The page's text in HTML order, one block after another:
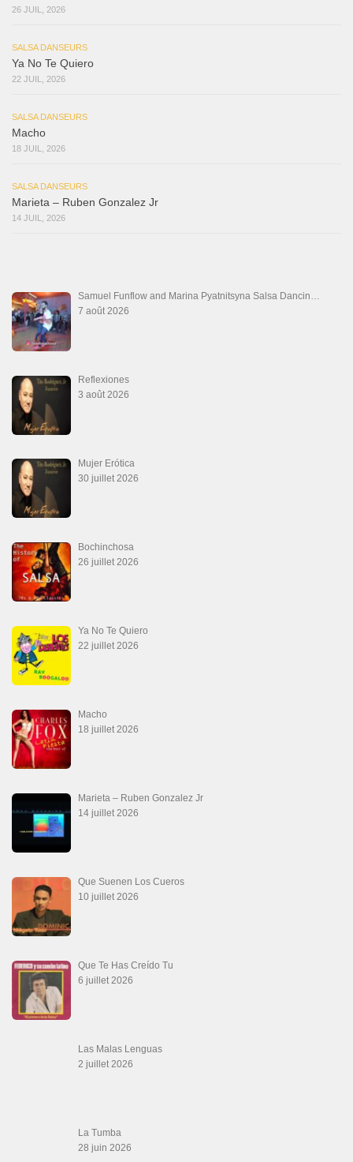
26 JUIL, 2026
SALSA DANSEURS
Ya No Te Quiero
22 JUIL, 2026
SALSA DANSEURS
Macho
18 JUIL, 2026
SALSA DANSEURS
Marieta – Ruben Gonzalez Jr
14 JUIL, 2026
Samuel Funflow and Marina Pyatnitsyna Salsa Dancin…
7 août 2026
Reflexiones
3 août 2026
Mujer Erótica
30 juillet 2026
Bochinchosa
26 juillet 2026
Ya No Te Quiero
22 juillet 2026
Macho
18 juillet 2026
Marieta – Ruben Gonzalez Jr
14 juillet 2026
Que Suenen Los Cueros
10 juillet 2026
Que Te Has Creído Tu
6 juillet 2026
Las Malas Lenguas
2 juillet 2026
La Tumba
28 juin 2026